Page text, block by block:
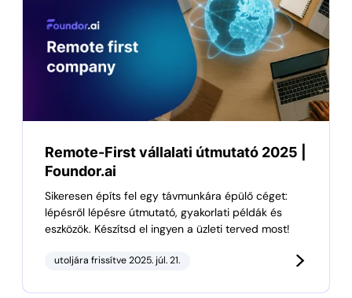
Remote-First vállalati útmutató 2025 |
Foundor.ai
Sikeresen építs fel egy távmunkára épülő céget:
lépésről lépésre útmutató, gyakorlati példák és
eszközök. Készítsd el ingyen a üzleti terved most!
utoljára frissítve 2025. júl. 21.